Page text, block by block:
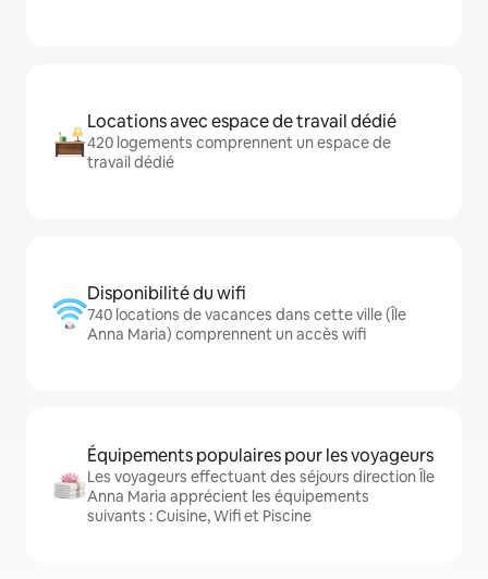
Locations avec espace de travail dédié
420 logements comprennent un espace de
travail dédié
Disponibilité du wifi
740 locations de vacances dans cette ville (Île
Anna Maria) comprennent un accès wifi
Équipements populaires pour les voyageurs
Les voyageurs effectuant des séjours direction Île
Anna Maria apprécient les équipements
suivants : Cuisine, Wifi et Piscine